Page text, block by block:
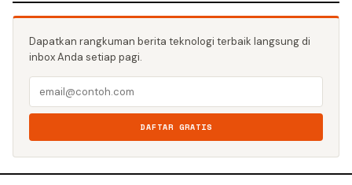
Dapatkan rangkuman berita teknologi terbaik langsung di
inbox Anda setiap pagi.
DAFTAR GRATIS